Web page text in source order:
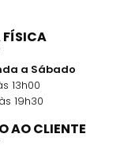
8 a 10
FÍSICA
a Sábado
13h00
19h30
AO CLIENTE